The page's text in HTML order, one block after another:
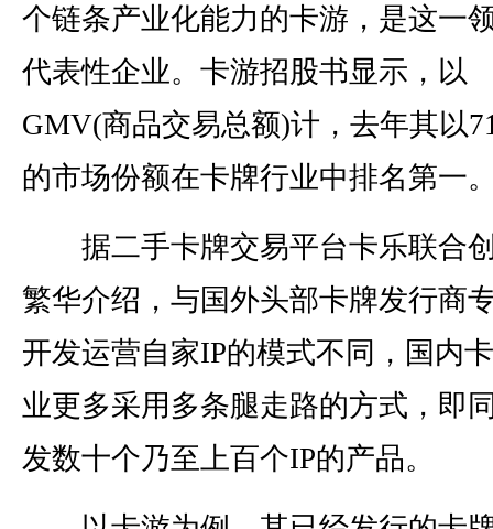
个链条产业化能力的卡游，是这一
代表性企业。卡游招股书显示，以
GMV(商品交易总额)计，去年其以
的市场份额在卡牌行业中排名第一
据二手卡牌交易平台卡乐联合
繁华介绍，与国外头部卡牌发行商
开发运营自家IP的模式不同，国内
业更多采用多条腿走路的方式，即
发数十个乃至上百个IP的产品。